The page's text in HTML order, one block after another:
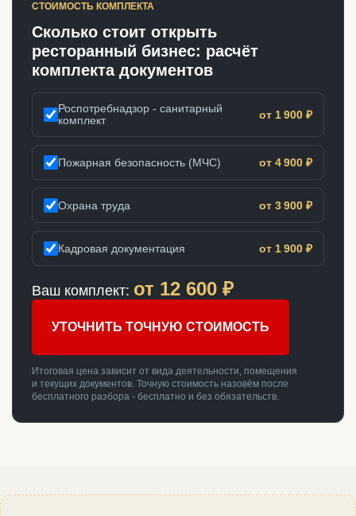
СТОИМОСТЬ КОМПЛЕКТА
Сколько стоит открыть
ресторанный бизнес: расчёт
комплекта документов
Роспотребнадзор - санитарный
комплект
от 1 900 ₽
Пожарная безопасность (МЧС) от 4 900 ₽
Охрана труда от 3 900 ₽
Кадровая документация от 1 900 ₽
Ваш комплект: от 12 600 ₽
УТОЧНИТЬ ТОЧНУЮ СТОИМОСТЬ
Итоговая цена зависит от вида деятельности, помещения
и текущих документов. Точную стоимость назовём после
бесплатного разбора - бесплатно и без обязательств.